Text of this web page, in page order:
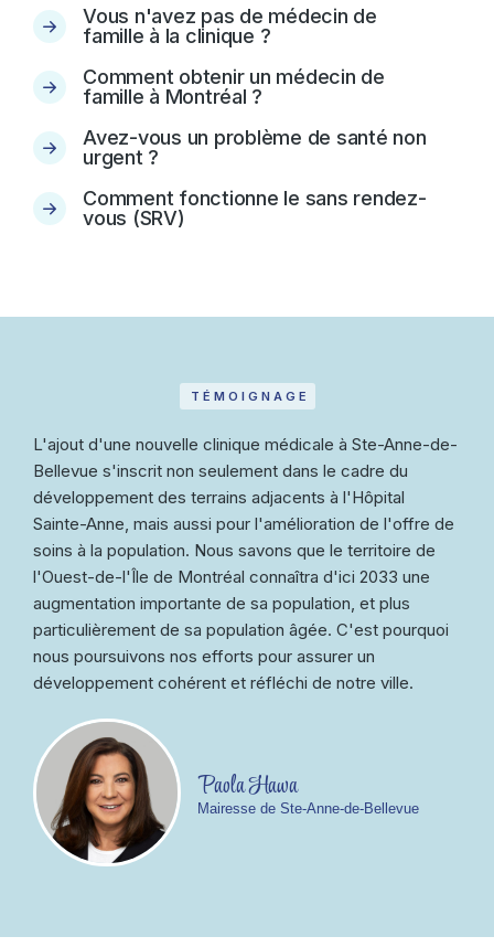
Vous n'avez pas de médecin de
famille à la clinique ?
Comment obtenir un médecin de
famille à Montréal ?
Avez-vous un problème de santé non
urgent ?
Comment fonctionne le sans rendez-
vous (SRV)
TÉMOIGNAGE
L'ajout d'une nouvelle clinique médicale à Ste-Anne-de-
Bellevue s'inscrit non seulement dans le cadre du
développement des terrains adjacents à l'Hôpital
Sainte-Anne, mais aussi pour l'amélioration de l'offre de
soins à la population. Nous savons que le territoire de
l'Ouest-de-l'Île de Montréal connaîtra d'ici 2033 une
augmentation importante de sa population, et plus
particulièrement de sa population âgée. C'est pourquoi
nous poursuivons nos efforts pour assurer un
développement cohérent et réfléchi de notre ville.
Paola Hawa
Mairesse de Ste-Anne-de-Bellevue